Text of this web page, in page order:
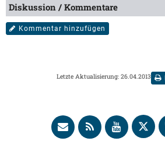
Diskussion / Kommentare
Kommentar hinzufügen
Letzte Aktualisierung: 26.04.2013